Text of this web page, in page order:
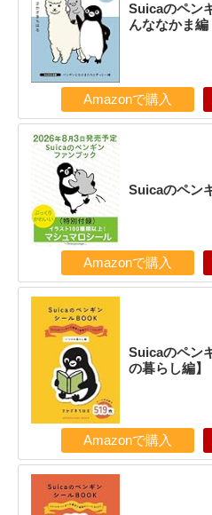
Suicaのペン
んななかま編
Amazonで購入
Suicaのペン
Amazonで購入
Suicaのペン
の暮らし編】
Amazonで購入